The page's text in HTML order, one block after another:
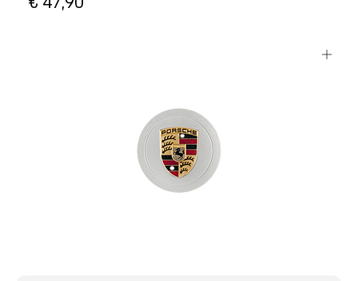
Porsche informatie